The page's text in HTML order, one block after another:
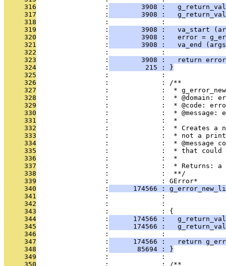
     316
                 :
3908 :
     317
                 :
3908 :
     318
                 :             :
     319
                 :
3908 :   va_start
     320
                 :
3908 :   error =
     321
                 :
3908 :   va_end
     322
                 :             :
     323
                 :
3908 :   return
     324
                 :
         215 : }
     325
                 :             :
     326
                 :             : /**
     327
:             :  *
     328
:             :  * @domain:
     329
:             :  * @code:
     330
:             :  * @message:
     331
                 :             :  *
     332
:             :  * Creates a
     333
:             :  * not a
     334
:             :  * @message
     335
:             :  * that
     336
                 :             :  *
     337
:             :  * Returns: a
     338
                 :             :  **/
     339
                 :             : GError*
     340
                 :
174566 :
     341
:             :
     342
:             :
     343
                 :             : {
     344
                 :
174566 :
     345
                 :
174566 :
     346
                 :             :
     347
                 :
174566 :   return
     348
                 :
       85694 : }
     349
                 :             :
     350
                 :             : /**